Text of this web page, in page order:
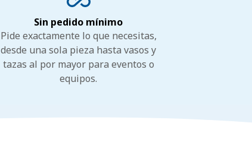
Sin pedido mínimo
Pide exactamente lo que necesitas,
desde una sola pieza hasta vasos y
tazas al por mayor para eventos o
equipos.